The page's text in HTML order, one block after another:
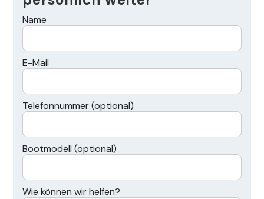
Name
E-Mail
Telefonnummer (optional)
Bootmodell (optional)
Wie können wir helfen?